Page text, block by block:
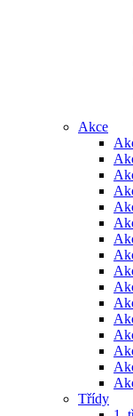
Akce
Třídy